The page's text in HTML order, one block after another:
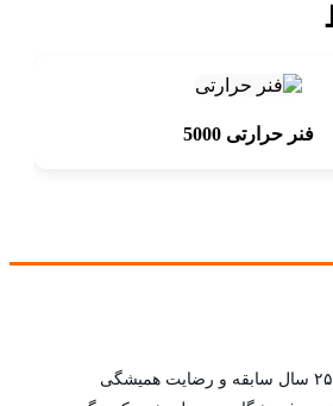
فنر حرارتی 5000
کافی الکتریک با بیش از ۲۵ سال سابقه و رضایت همیشگی